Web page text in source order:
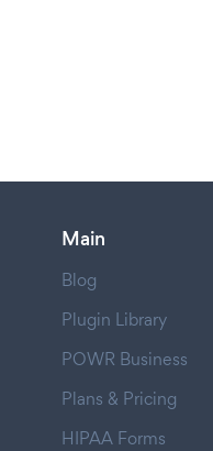
Main
Blog
Plugin Library
POWR Business
Plans & Pricing
HIPAA Forms